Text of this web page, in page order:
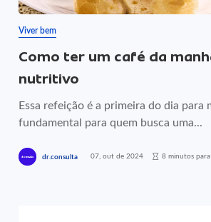
Viver bem
Como ter um café da
nutritivo
Essa refeição é a primeira do dia para
fundamental para quem busca uma...
dr.consulta 07, out de 2024 8 minutos